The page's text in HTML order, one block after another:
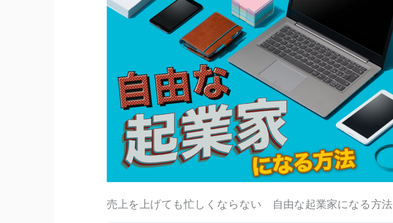
売上を上げても忙しくならない 自由な起業家になる方法